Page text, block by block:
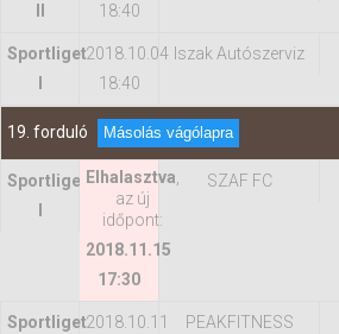
18:40
Sportliget2018.10.04
18:40
Iszak Autószerviz
19. forduló Másolás vágólapra
Sportliget Elhalasztva
az új
időpont:
2018.11.15
17:30
SZAF FC
Sportliget2018.10.11
PEAKFITNESS